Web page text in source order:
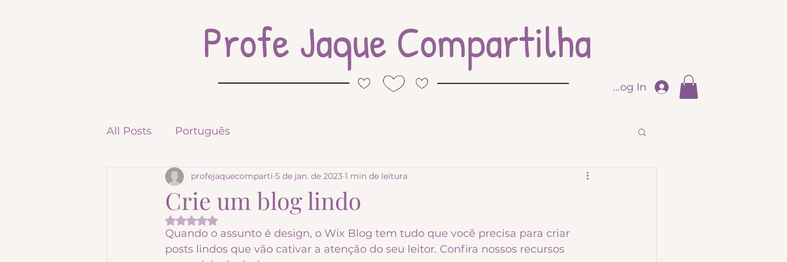
Profe Jaque Compartilha
Log In
All Posts Português
Crie um blog lindo
profejaquecomparti 5 de jan. de 2023 1 min de leitura
Avaliado com NaN de 5 estrelas.
Quando o assunto é design, o Wix Blog tem tudo que você precisa para criar
posts lindos que vão cativar a atenção do seu leitor. Confira nossos recursos